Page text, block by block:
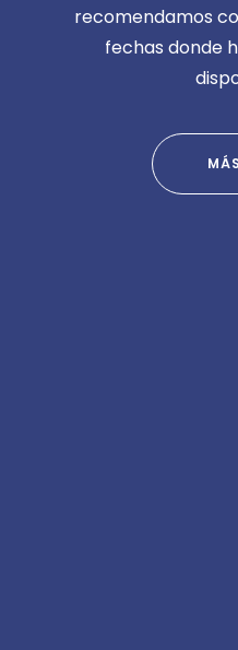
recomendamos
fechas donde